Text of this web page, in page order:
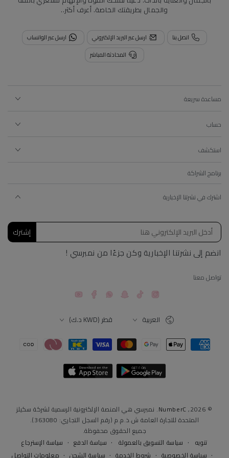
والجمال بطريقتك الخاصة. أعرف أكثر..
اتصل بنا ارسل عبر البريد الإلكتروني
ارسل عبر الواتساب
المحادثة المباشر
مساعدة سريعة
حساب
استكشف
برنامج الشراكة
اشترك في نشرتنا الإخبارية
إشترك
انضم إلى نشرتنا الإخبارية وكن جزءًا من نمبرسي !
تواصل معنا
Instagram
TikTok
Snapchat
Facebook
YouTube
© 2026,
NumberC. نمبرسي هي المنصة الإلكترونية الرسمية لشركة سكيلز
المتحدة للتجارة العامة ش.ذ.م.م (رقم السجل التجاري: 363080).
جميع الحقوق محفوظة.
تنويه
سياسة التسويق بالعمولة سياسة الدفع
سياسة الإسترجاع
سياسة الخصوصية
شروط الخدمة سياسة الشحن معلومات التواصل
اللغة العربية قطر (KWD د.ك)
طرق